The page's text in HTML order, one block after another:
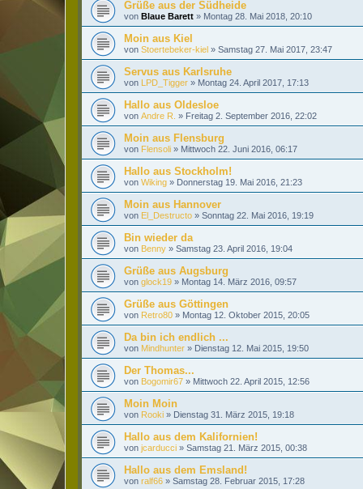
Grüße aus der Südheide
von Blaue Barett » Montag 28. Mai 2018, 20:10
Moin aus Kiel
von Stoertebeker-kiel » Samstag 27. Mai 2017, 23:47
Servus aus Karlsruhe
von LPD_Tigger » Montag 24. April 2017, 17:13
Hallo aus Oldesloe
von Andre R. » Freitag 2. September 2016, 22:02
Moin aus Flensburg
von Flensoli » Mittwoch 22. Juni 2016, 06:17
Hallo aus Stockholm!
von Wiking » Donnerstag 19. Mai 2016, 21:23
Moin aus Hannover
von El_Destructo » Sonntag 22. Mai 2016, 19:19
Bin wieder da
von Benny » Samstag 23. April 2016, 19:04
Grüße aus Augsburg
von glock19 » Montag 14. März 2016, 09:57
Grüße aus Göttingen
von Retro80 » Montag 12. Oktober 2015, 20:05
Da bin ich endlich ...
von Mindhunter » Dienstag 12. Mai 2015, 19:50
Der Thomas...
von Bogomir67 » Mittwoch 22. April 2015, 12:56
Moin Moin
von Rooki » Dienstag 31. März 2015, 19:18
Hallo aus dem Kalifornien!
von jcarducci » Samstag 21. März 2015, 00:38
Hallo aus dem Emsland!
von ralf66 » Samstag 28. Februar 2015, 17:28